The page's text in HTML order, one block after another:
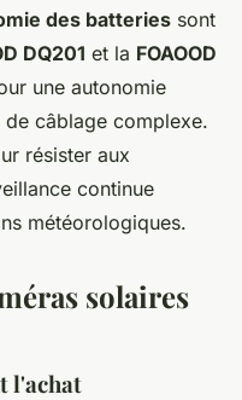
des batteries sont
DQ201 et la FOAOOD
une autonomie
câblage complexe.
résister aux
continue
météorologiques.
solaires
l'achat